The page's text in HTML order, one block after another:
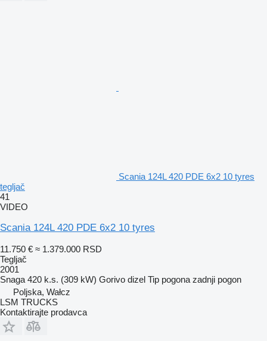
Scania 124L 420 PDE 6x2 10 tyres
tegljač
41
VIDEO
Scania 124L 420 PDE 6x2 10 tyres
11.750 € ≈ 1.379.000 RSD
Tegljač
2001
Snaga 420 k.s. (309 kW) Gorivo dizel Tip pogona zadnji pogon
Poljska, Wałcz
LSM TRUCKS
Kontaktirajte prodavca